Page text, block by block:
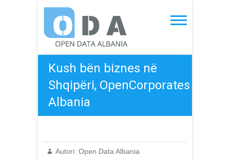
content
Open Data Albania
Kush bën biznes në
Shqipëri, OpenCorporates
Albania
Autori: Open Data Albania